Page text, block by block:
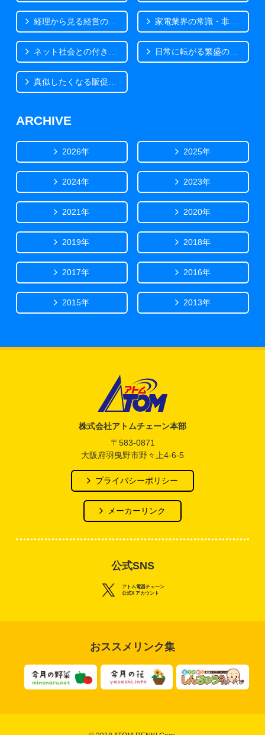
経理から見る経営の気づき 家電業界の常識・非常識
ネット社会との付き合い方 日常に転がる繁盛のヒント
真似したくなる販促事例
ARCHIVE
2026年 2025年
2024年 2023年
2021年 2020年
2019年 2018年
2017年 2016年
2015年 2013年
株式会社アトムチェーン本部
〒583-0871
大阪府羽曳野市野々上4-6-5
プライバシーポリシー
メーカーリンク
公式SNS
アトム電器チェーン
公式X アカウント
おススメリンク集